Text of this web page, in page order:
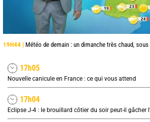
19H44 | Météo de demain : un dimanche très chaud, sous la
17h05
Nouvelle canicule en France : ce qui vous attend
17h04